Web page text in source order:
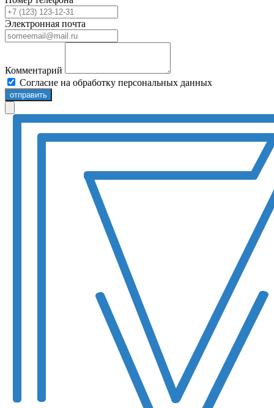
Электронная почта
Комментарий
Согласие на обработку персональных данных
отправить